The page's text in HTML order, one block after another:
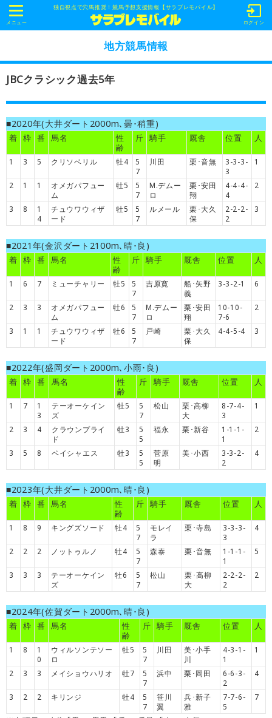
独自視点で穴馬推奨！競馬予想支援情報【サラブレモバイル】
t
o
g
e
a
g
t
i
o
メニュー ログイン
地方競馬情報
JBCクラシック過去5年
■2020年(大井ダート2000m､曇･稍重)
着 枠 番 馬名
性
齢
斤 騎手 厩舎 位置 人
1 3 5 クリソベリル 牡4
5
7
川田 栗･音無
3-3-3-
3
1
2 1 1
オメガパフュー
ム
牡5
5
7
M.デムー
ロ
栗･安田
翔
4-4-4-
4
2
3 8
1
4
チュウワウィザ
ード
牡5
5
7
ルメール
栗･大久
保
2-2-2-
2
3
■2021年(金沢ダート2100m､晴･良)
着 枠 番 馬名
性
齢
斤 騎手 厩舎 位置 人
1 6 7 ミューチャリー 牡5
5
7
吉原寛
船･矢野
義
3-3-2-1 6
2 3 3
オメガパフュー
ム
牡6
5
7
M.デムー
ロ
栗･安田
翔
10-10-
7-6
2
3 1 1
チュウワウィザ
ード
牡6
5
7
戸崎
栗･大久
保
4-4-5-4 3
■2022年(盛岡ダート2000m､小雨･良)
着 枠 番 馬名
性
齢
斤 騎手 厩舎 位置 人
1 7
1
3
テーオーケイン
ズ
牡5
5
7
松山
栗･高柳
大
8-7-4-
3
1
2 3 4
クラウンプライ
ド
牡3
5
5
福永 栗･新谷
1-1-1-
1
2
3 5 8 ペイシャエス 牡3
5
5
菅原
明
美･小西
3-3-2-
2
4
■2023年(大井ダート2000m､晴･良)
着 枠 番 馬名
性
齢
斤 騎手 厩舎 位置 人
1 8 9 キングズソード 牡4
5
7
モレイ
ラ
栗･寺島
3-3-3-
3
4
2 2 2 ノットゥルノ 牡4
5
7
森泰 栗･音無
1-1-1-
1
5
3 3 3
テーオーケイン
ズ
牡6
5
7
松山
栗･高柳
大
2-2-2-
2
2
■2024年(佐賀ダート2000m､晴･良)
着 枠 番 馬名
性
齢
斤 騎手 厩舎 位置 人
1 8
1
0
ウィルソンテソー
ロ
牡5
5
7
川田
美･小手
川
4-3-1-
1
1
2 3 3 メイショウハリオ 牡7
5
7
浜中 栗･岡田
6-6-3-
2
4
3 2 2 キリンジ 牡4
5
7
笹川
翼
兵･新子
雅
7-7-6-
5
7